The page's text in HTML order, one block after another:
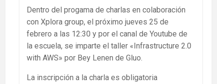
Dentro del progama de charlas en colaboración
con Xplora group, el próximo jueves 25 de
febrero a las 12:30 y por el canal de Youtube de
la escuela, se imparte el taller «Infrastructure 2.0
with AWS» por Bey Lenen de Gluo.
La inscripción a la charla es obligatoria